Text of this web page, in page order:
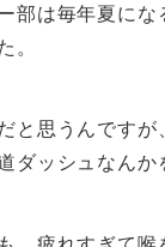
部は毎年夏に
。
と思うんです
ダッシュなんか